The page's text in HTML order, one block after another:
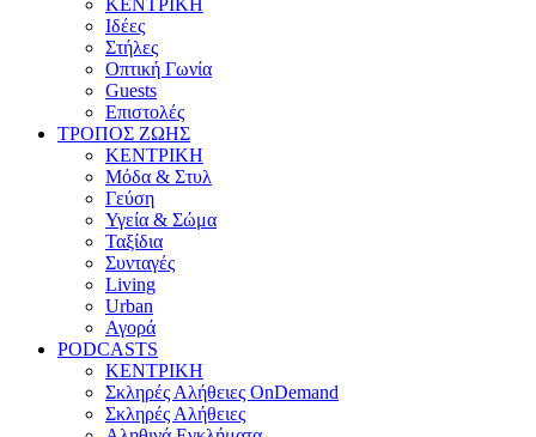
ΚΕΝΤΡΙΚΗ
Ιδέες
Στήλες
Οπτική Γωνία
Guests
Επιστολές
ΤΡΟΠΟΣ ΖΩΗΣ
ΚΕΝΤΡΙΚΗ
Μόδα & Στυλ
Γεύση
Υγεία & Σώμα
Ταξίδια
Συνταγές
Living
Urban
Αγορά
PODCASTS
ΚΕΝΤΡΙΚΗ
Σκληρές Αλήθειες OnDemand
Σκληρές Αλήθειες